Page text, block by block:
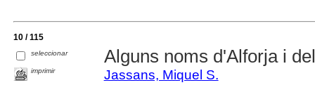
10 / 115
seleccionar
imprimir
Alguns noms d'Alforja i
Jassans, Miquel S.